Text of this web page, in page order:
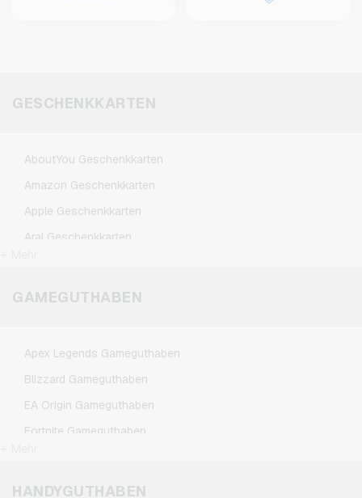
GESCHENKKARTEN
AboutYou Geschenkkarten
Amazon Geschenkkarten
Apple Geschenkkarten
Aral Geschenkkarten
CircleK Geschenkkarten
GAMEGUTHABEN
Apex Legends Gameguthaben
Blizzard Gameguthaben
EA Origin Gameguthaben
Fortnite Gameguthaben
Minecraft Gameguthaben
HANDYGUTHABEN